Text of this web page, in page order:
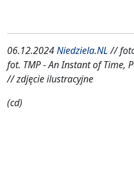
06.12.2024Niedziela.NL//
fot. TMP - An Instant of Time,
// zdjęcie ilustracyjne
(cd)